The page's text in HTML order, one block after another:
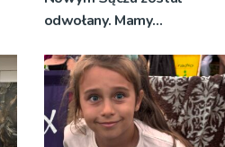
odwołany. Mamy
organizatorów i spółki NIK